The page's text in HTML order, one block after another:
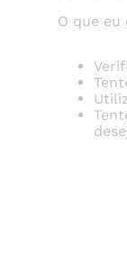
O que eu